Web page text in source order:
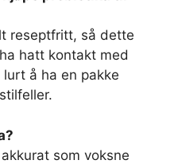
reseptfritt, så dette
hatt kontakt med
å ha en pakke
som voksne